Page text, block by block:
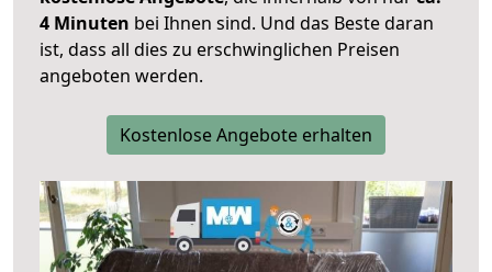
4 Minuten bei Ihnen sind. Und das Beste daran
ist, dass all dies zu erschwinglichen Preisen
angeboten werden.
Kostenlose Angebote erhalten